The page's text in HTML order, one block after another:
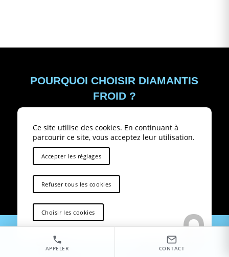
POURQUOI CHOISIR DIAMANTIS
FROID ?
Depuis 1979, Diamantis Froid vous
propose un service complet autour de
votre système de climatisation, que vous
dans une maison ou des bâtiments.
Diamantis Froid vous fournit également un service de
dépannagede vos climatiseurs, que vous soyez un
particulier ou une entreprise.
Ses équipes assurent la réparation et le dépannage de
votre matériel existant, et même le remplacement à
Contact 06 62 22 76 79
Ce site utilise des cookies. En continuant à
parcourir ce site, vous acceptez leur utilisation.
Accepter les réglages
Refuser tous les cookies
Choisir les cookies
APPELER CONTACT